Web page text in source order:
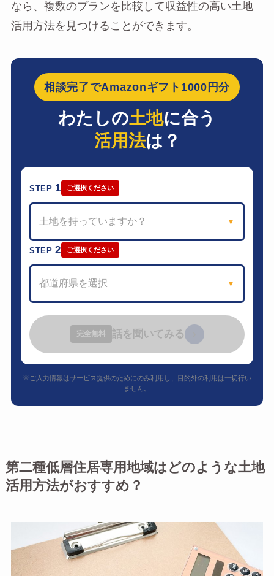
なら、複数のプランを比較して収益性の高い土地
活用方法を見つけることができます。
相談完了でAmazonギフト1000円分
わたしの土地に合う
活用法は？
STEP 1 ご選択ください
土地を持っていますか？ ▼
STEP2 ご選択ください
都道府県を選択 ▼
完全無料 話を聞いてみる
※ご入力情報はサービス提供のためにのみ利用し、目的外の利用は一切行い
ません。
第二種低層住居専用地域はどのような土地
活用方法がおすすめ？